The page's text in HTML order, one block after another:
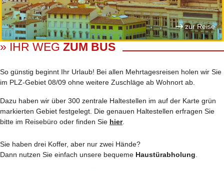
zur Reise
» IHR WEG ZUM BUS
So günstig beginnt Ihr Urlaub! Bei allen Mehrtages­reisen holen wir Sie
im PLZ-Gebiet 08/09 ohne weitere Zuschläge ab Wohnort ab.
Dazu haben wir über 300 zentrale Haltestellen im auf der Karte grün
markierten Gebiet festgelegt. Die genauen Haltestellen erfragen Sie
bitte im Reisebüro oder finden Sie hier.
Sie haben drei Koffer, aber nur zwei Hände?
Dann nutzen Sie einfach unsere bequeme Haustürabholung.